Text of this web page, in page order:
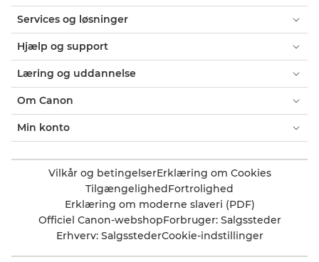
Services og løsninger
Hjælp og support
Læring og uddannelse
Om Canon
Min konto
Vilkår og betingelserErklæring om Cookies
TilgængelighedFortrolighed
Erklæring om moderne slaveri (PDF)
Officiel Canon-webshopForbruger: Salgssteder
Erhverv: SalgsstederCookie-indstillinger